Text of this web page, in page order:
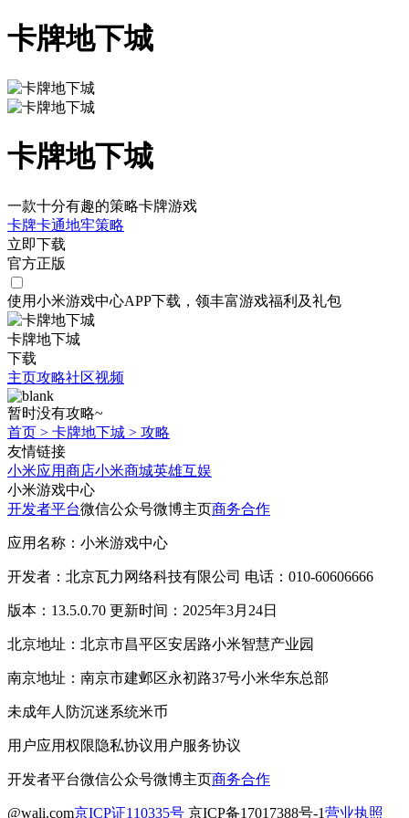
卡牌地下城
卡牌地下城
一款十分有趣的策略卡牌游戏
卡牌卡通地牢策略
立即下载
官方正版
使用小米游戏中心APP下载 ，领丰富游戏福利 及礼包
卡牌地下城
下载
主页攻略社区视频
暂时没有攻略~
首页 > 卡牌地下城 > 攻略
友情链接
小米应用商店小米商城英雄互娱
小米游戏中心
开发者平台微信公众号微博主页商务合作
应用名称：小米游戏中心
开发者：北京瓦力网络科技有限公司 电话：010-60606666
版本：13.5.0.70 更新时间：2025年3月24日
北京地址：北京市昌平区安居路小米智慧产业园
南京地址：南京市建邺区永初路37号小米华东总部
未成年人防沉迷系统米币
用户应用权限隐私协议用户服务协议
开发者平台微信公众号微博主页商务合作
@wali.com京ICP证110335号 京ICP备17017388号-1营业执照